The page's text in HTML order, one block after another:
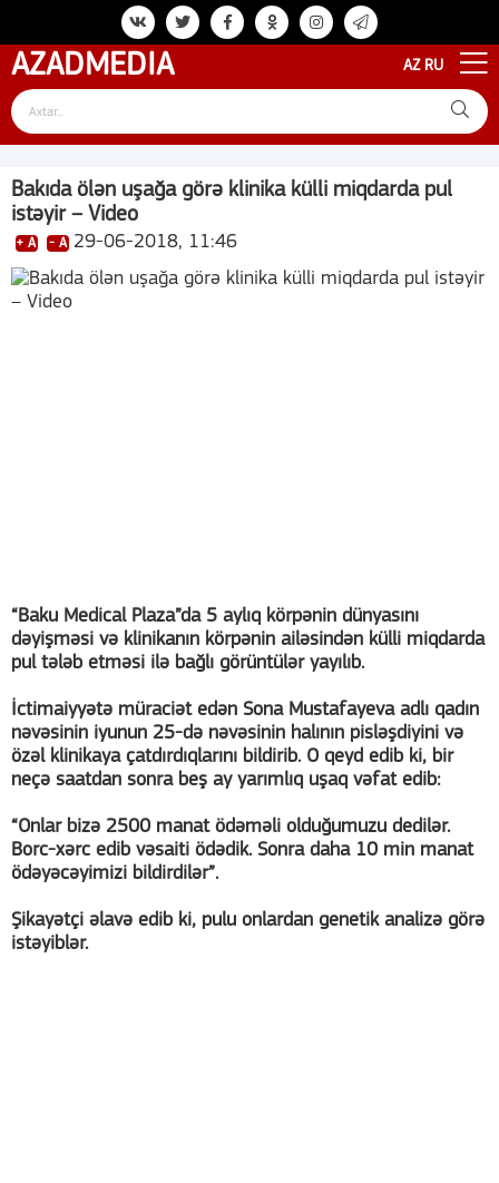
AZADMEDIA AZ RU
Bakıda ölən uşağa görə klinika külli miqdarda pul
istəyir – Video
+ A - A 29-06-2018, 11:46
“Baku Medical Plaza”da 5 aylıq körpənin dünyasını
dəyişməsi və klinikanın körpənin ailəsindən külli miqdarda
pul tələb etməsi ilə bağlı görüntülər yayılıb.
İctimaiyyətə müraciət edən Sona Mustafayeva adlı qadın
nəvəsinin iyunun 25-də nəvəsinin halının pisləşdiyini və
özəl klinikaya çatdırdıqlarını bildirib. O qeyd edib ki, bir
neçə saatdan sonra beş ay yarımlıq uşaq vəfat edib:
“Onlar bizə 2500 manat ödəməli olduğumuzu dedilər.
Borc-xərc edib vəsaiti ödədik. Sonra daha 10 min manat
ödəyəcəyimizi bildirdilər”.
Şikayətçi əlavə edib ki, pulu onlardan genetik analizə görə
istəyiblər.